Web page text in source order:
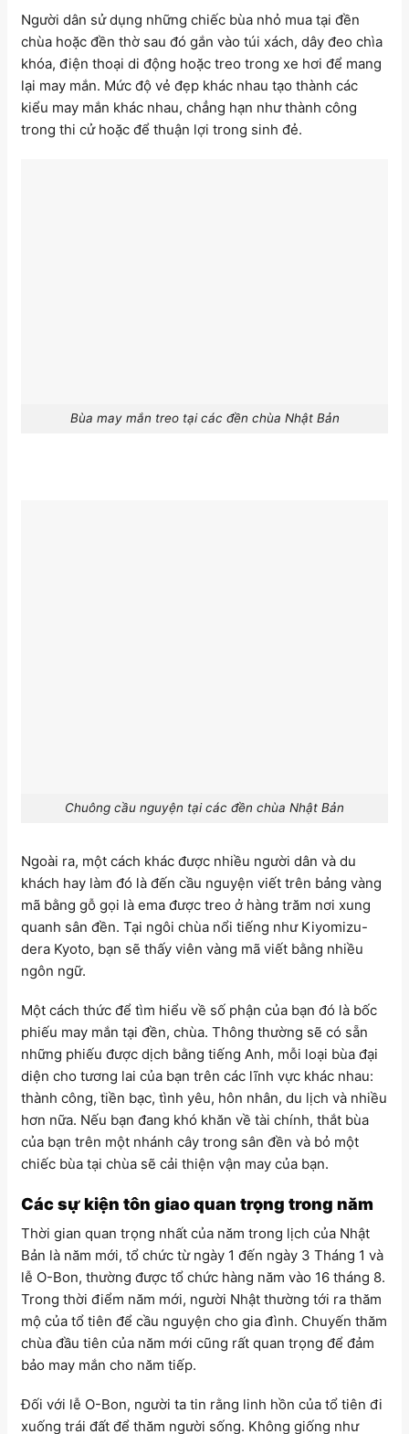
Người dân sử dụng những chiếc bùa nhỏ mua tại đền
chùa hoặc đền thờ sau đó gắn vào túi xách, dây đeo chìa
khóa, điện thoại di động hoặc treo trong xe hơi để mang
lại may mắn. Mức độ vẻ đẹp khác nhau tạo thành các
kiểu may mắn khác nhau, chẳng hạn như thành công
trong thi cử hoặc để thuận lợi trong sinh đẻ.
Bùa may mắn treo tại các đền chùa Nhật Bản
Chuông cầu nguyện tại các đền chùa Nhật Bản
Ngoài ra, một cách khác được nhiều người dân và du
khách hay làm đó là đến cầu nguyện viết trên bảng vàng
mã bằng gỗ gọi là ema được treo ở hàng trăm nơi xung
quanh sân đền. Tại ngôi chùa nổi tiếng như Kiyomizu-
dera Kyoto, bạn sẽ thấy viên vàng mã viết bằng nhiều
ngôn ngữ.
Một cách thức để tìm hiểu về số phận của bạn đó là bốc
phiếu may mắn tại đền, chùa. Thông thường sẽ có sẵn
những phiếu được dịch bằng tiếng Anh, mỗi loại bùa đại
diện cho tương lai của bạn trên các lĩnh vực khác nhau:
thành công, tiền bạc, tình yêu, hôn nhân, du lịch và nhiều
hơn nữa. Nếu bạn đang khó khăn về tài chính, thắt bùa
của bạn trên một nhánh cây trong sân đền và bỏ một
chiếc bùa tại chùa sẽ cải thiện vận may của bạn.
Các sự kiện tôn giao quan trọng trong năm
Thời gian quan trọng nhất của năm trong lịch của Nhật
Bản là năm mới, tổ chức từ ngày 1 đến ngày 3 Tháng 1 và
lễ O-Bon, thường được tổ chức hàng năm vào 16 tháng 8.
Trong thời điểm năm mới, người Nhật thường tới ra thăm
mộ của tổ tiên để cầu nguyện cho gia đình. Chuyến thăm
chùa đầu tiên của năm mới cũng rất quan trọng để đảm
bảo may mắn cho năm tiếp.
Đối với lễ O-Bon, người ta tin rằng linh hồn của tổ tiên đi
xuống trái đất để thăm người sống. Không giống như